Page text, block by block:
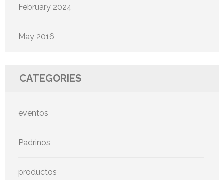
February 2024
May 2016
CATEGORIES
eventos
Padrinos
productos